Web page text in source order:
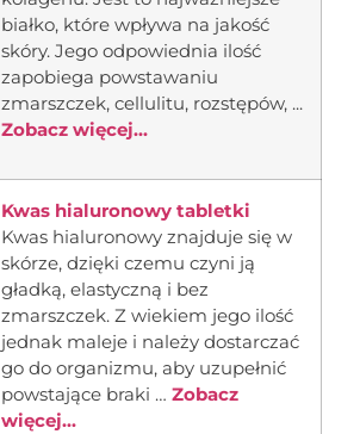
białko, które wpływa na jakość
skóry. Jego odpowiednia ilość
zapobiega powstawaniu
zmarszczek, cellulitu, rozstępów, ...
Zobacz więcej...
Kwas hialuronowy tabletki
Kwas hialuronowy znajduje się w
skórze, dzięki czemu czyni ją
gładką, elastyczną i bez
zmarszczek. Z wiekiem jego ilość
jednak maleje i należy dostarczać
go do organizmu, aby uzupełnić
powstające braki …Zobacz
więcej...